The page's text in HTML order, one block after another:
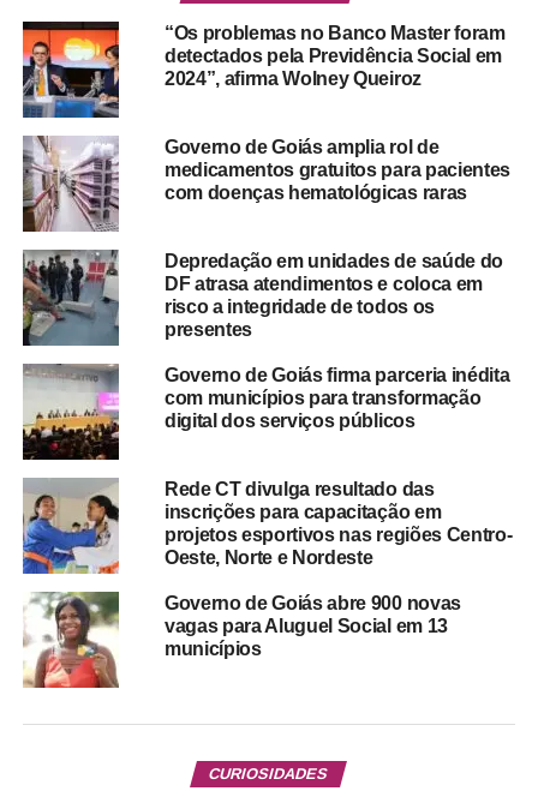
“Os problemas no Banco Master foram
detectados pela Previdência Social em
2024”, afirma Wolney Queiroz
Governo de Goiás amplia rol de
medicamentos gratuitos para pacientes
com doenças hematológicas raras
Depredação em unidades de saúde do
DF atrasa atendimentos e coloca em
risco a integridade de todos os
presentes
Governo de Goiás firma parceria inédita
com municípios para transformação
digital dos serviços públicos
Rede CT divulga resultado das
inscrições para capacitação em
projetos esportivos nas regiões Centro-
Oeste, Norte e Nordeste
Governo de Goiás abre 900 novas
vagas para Aluguel Social em 13
municípios
CURIOSIDADES